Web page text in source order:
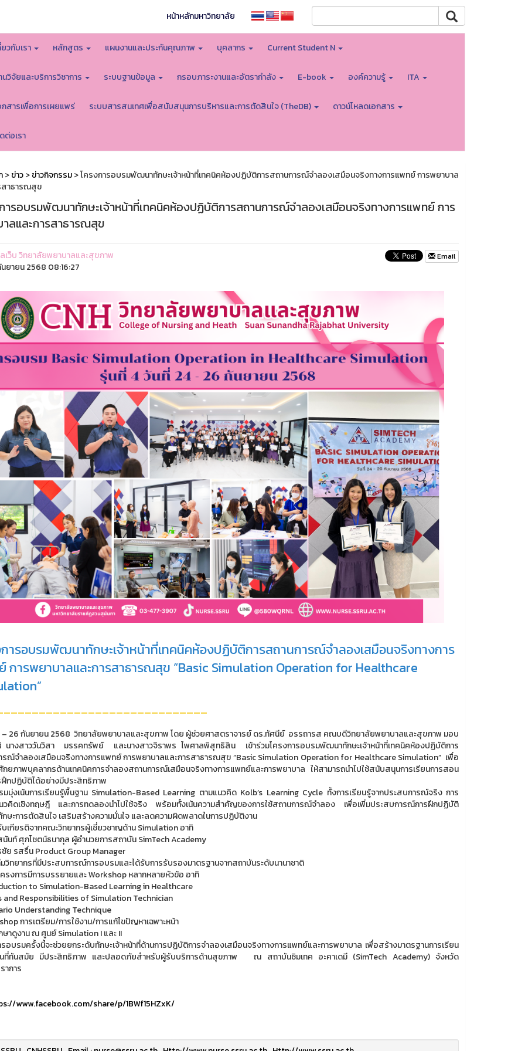
หน้าหลักมหาวิทยาลัย
ยวกับเรา หลักสูตร แผนงานและประกันคุณภาพ บุคลากร Current Student N
นวิจัยและบริการวิชาการ ระบบฐานข้อมูล กรอบภาระงานและอัตรากำลัง E-book องค์ความรู้ ITA
กสารเพื่อการเผยแพร่ ระบบสารสนเทศเพื่อสนับสนุนการบริหารและการตัดสินใจ (TheDB) ดาวน์โหลดเอกสาร
ต่อเรา
>ข่าว>ข่าวกิจกรรม> โครงการอบรมพัฒนาทักษะเจ้าหน้าที่เทคนิคห้องปฏิบัติการสถานการณ์จำลองเสมือนจริงทางการแพทย์ การพยาบาล
สาธารณสุข
ารอบรมพัฒนาทักษะเจ้าหน้าที่เทคนิคห้องปฏิบัติการสถานการณ์จำลองเสมือนจริงทางการแพทย์ การ
ลและการสาธารณสุข
ว็บ วิทยาลัยพยาบาลและสุขภาพ
ยายน 2568 08:16:27
Email
ารอบรมพัฒนาทักษะเจ้าหน้าที่เทคนิคห้องปฏิบัติการสถานการณ์จำลองเสมือนจริงทางการ
การพยาบาลและการสาธารณสุข “Basic Simulation Operation for Healthcare
– 26 กันยายน 2568 วิทยาลัยพยาบาลและสุขภาพ โดย ผู้ช่วยศาสตราจารย์ ดร.ทัศนีย์ อรรถารส คณบดีวิทยาลัยพยาบาลและสุขภาพ มอบ
นางสาววันวิสา มรรคทรัพย์ และนางสาวจิราพร ไพศาลพิสุทธิสิน เข้าร่วมโครงการอบรมพัฒนาทักษะเจ้าหน้าที่เทคนิคห้องปฏิบัติการ
รณ์จำลองเสมือนจริงทางการแพทย์ การพยาบาลและการสาธารณสุข “Basic Simulation Operation for Healthcare Simulation” เพื่อ
ยภาพบุคลากรด้านเทคนิคการจำลองสถานการณ์เสมือนจริงทางการแพทย์และการพยาบาล ให้สามารถนำไปใช้สนับสนุนการเรียนการสอน
ฝึกปฏิบัติได้อย่างมีประสิทธิภาพ
มมุ่งเน้นการเรียนรู้พื้นฐาน Simulation-Based Learning ตามแนวคิด Kolb’s Learning Cycle ทั้งการเรียนรู้จากประสบการณ์จริง การ
วคิดเชิงทฤษฎี และการทดลองนำไปใช้จริง พร้อมทั้งเน้นความสำคัญของการใช้สถานการณ์จำลอง เพื่อเพิ่มประสบการณ์การฝึกปฏิบัติ
ษะการตัดสินใจ เสริมสร้างความมั่นใจ และลดความผิดพลาดในการปฏิบัติงาน
บเกียรติจากคณะวิทยากรผู้เชี่ยวชาญด้าน Simulation อาทิ
นท์ ศุภโชตน์ธนากุล ผู้อำนวยการสถาบัน SimTech Academy
ชัย รสรื่น Product Group Manager
วิทยากรที่มีประสบการณ์การอบรมและได้รับการรับรองมาตรฐานจากสถาบันระดับนานาชาติ
รงการมีการบรรยายและ Workshop หลากหลายหัวข้อ อาทิ
to Simulation-Based Learning in Healthcare
and Responsibilities of Simulation Technician
Understanding Technique
การเตรียม/การใช้งาน/การแก้ไขปัญหาเฉพาะหน้า
ษาดูงาน ณ ศูนย์ Simulation I และ II
อบรมครั้งนี้จะช่วยยกระดับทักษะเจ้าหน้าที่ด้านการปฏิบัติการจำลองเสมือนจริงทางการแพทย์และการพยาบาล เพื่อสร้างมาตรฐานการเรียน
ที่ทันสมัย มีประสิทธิภาพ และปลอดภัยสำหรับผู้รับบริการด้านสุขภาพ ณ สถาบันซิมเทค อะคาเดมี (SimTech Academy) จังหวัด
าการ
www.facebook.com/share/p/1BWf15HZxK/